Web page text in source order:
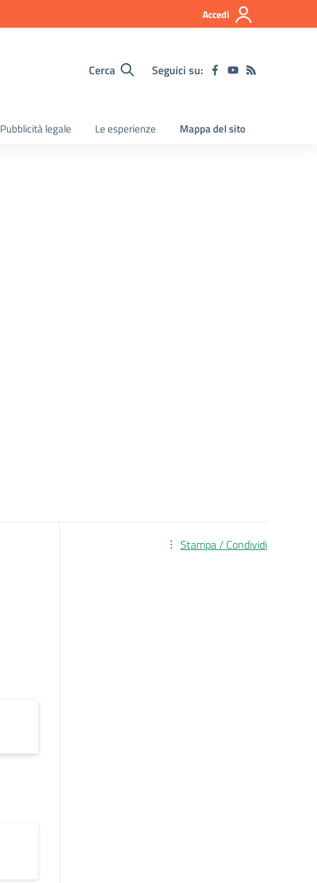
Accedi
Cerca Seguici su:
Pubblicità legale Le esperienze Mappa del sito
Stampa / Condividi